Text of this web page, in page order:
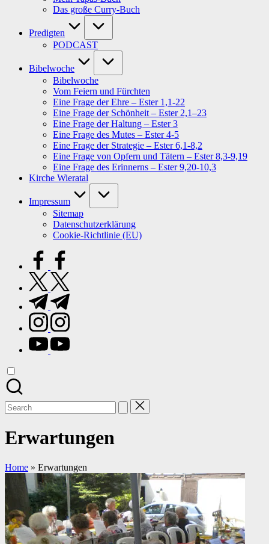
Das große Curry-Buch
Predigten
PODCAST
Bibelwoche
Bibelwoche
Vom Feiern und Fürchten
Eine Frage der Ehre – Ester 1,1-22
Eine Frage der Schönheit – Ester 2,1–23
Eine Frage der Haltung – Ester 3
Eine Frage des Mutes – Ester 4-5
Eine Frage der Strategie – Ester 6,1-8,2
Eine Frage von Opfern und Tätern – Ester 8,3-9,19
Eine Frage des Erinnerns – Ester 9,20-10,3
Kirche Wieratal
Impressum
Sitemap
Datenschutzerklärung
Cookie-Richtlinie (EU)
facebook.com
twitter.com
t.me
instagram.com
youtube.com
Search
for:
Erwartungen
Home » Erwartungen